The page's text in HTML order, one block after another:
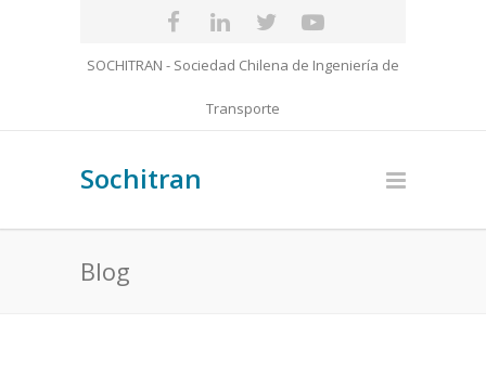
SOCHITRAN - Sociedad Chilena de Ingeniería de
Transporte
Sochitran
Blog